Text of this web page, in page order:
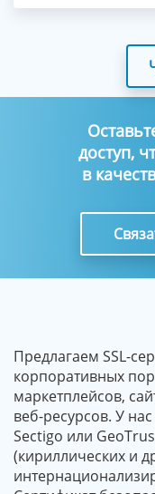
доступ,
в
Предлагаем SSL-
корпоративных
маркетплейсов,
веб-ресурсов. У
Sectigo или
(кириллических и